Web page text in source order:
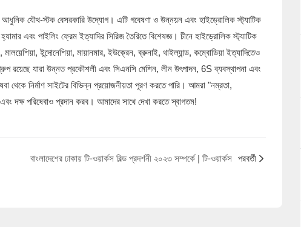
আধুনিক যৌথ-স্টক বেসরকারি উদ্যোগ। এটি গবেষণা ও উন্নয়ন এবং হাইড্রোলিক স্ট্যাটিক
এবং পাইলিং ফ্রেম ইত্যাদির সিরিজ তৈরিতে বিশেষজ্ঞ। চীনে হাইড্রোলিক স্ট্যাটিক
ইন্দোনেশিয়া, মায়ানমার, ইউক্রেন, ব্রুনাই, থাইল্যান্ড, কম্বোডিয়া ইত্যাদিতেও
গ্রুপ রয়েছে যারা উন্নত প্রকৌশলী এবং সিএনসি মেশিন, লীন উৎপাদন, 6S ব্যবস্থাপনা এবং
নির্মাণ সাইটের বিভিন্ন প্রয়োজনীয়তা পূরণ করতে পারি। আমরা "নম্রতা,
দক্ষ পরিষেবাও প্রদান করব। আমাদের সাথে দেখা করতে স্বাগতম!
বাংলাদেশের ঢাকায় টি-ওয়ার্কস বিল্ড প্রদর্শনী ২০২৩ সম্পর্কে | টি-ওয়ার্কস পরবর্তী